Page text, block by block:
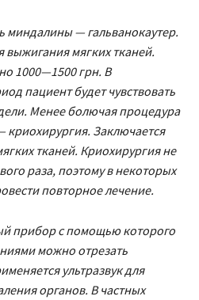
миндалины — гальванокаутер.
выжигания мягких тканей.
1000—1500 грн. В
пациент будет чувствовать
Менее болючая процедура
криохирургия. Заключается
тканей. Криохирургия не
раза, поэтому в некоторых
повторное лечение.
прибор с помощью которого
можно отрезать
ультразвук для
органов. В частных